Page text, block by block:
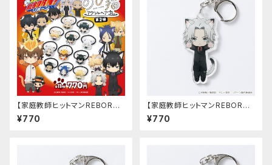
【家庭教師ヒットマンREBOR
N!】アクリルヘアゴム 第2弾（1
0年後Ver.）
¥770
【家庭教師ヒットマンREBOR
N!】のび猫アクリルキーホルダ
ー第2弾（獄寺10年後）
¥770